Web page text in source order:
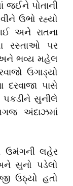
જઈને પોતાની
ઉભો રહ્યો
અને રાતના
રસ્તાઓ પર
અને ભવ્ય મહેલ
ઉગાડ્યો
પાસે
પકડીને સુનીલે
અંદાઝમાં
ઉમંગની લહેર
સુનો પડેલો
ઉઠ્યો હતો